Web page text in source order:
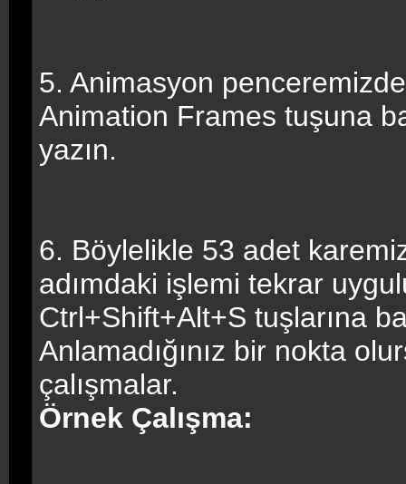
5. Animasyon
Animation Frames tuşuna
yazın.
6. Böylelikle 53 adet
adımdaki işlemi tekrar
Ctrl+Shift+Alt+S tuşlarına
Anlamadığınız bir nokta
çalışmalar.
Örnek Çalışma: